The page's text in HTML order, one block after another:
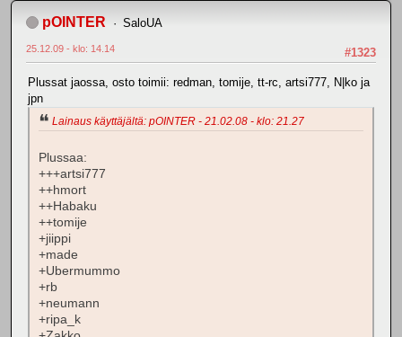
pOINTER SaloUA
#1323
25.12.09 - klo: 14.14
Plussat jaossa, osto toimii: redman, tomije, tt-rc, artsi777, N|ko ja
jpn
Lainaus käyttäjältä: pOINTER - 21.02.08 - klo: 21.27
Plussaa:
+++artsi777
++hmort
++Habaku
++tomije
+jiippi
+made
+Ubermummo
+rb
+neumann
+ripa_k